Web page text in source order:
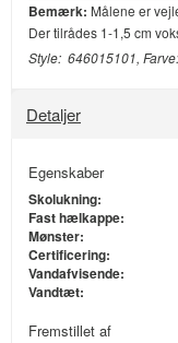
Bemærk: Målene er
Der tilrådes 1-1,5 cm
Style: 646015101,
Detaljer
Egenskaber
Skolukning:
Fast hælkappe:
Mønster:
Certificering:
Vandafvisende:
Vandtæt:
Fremstillet af